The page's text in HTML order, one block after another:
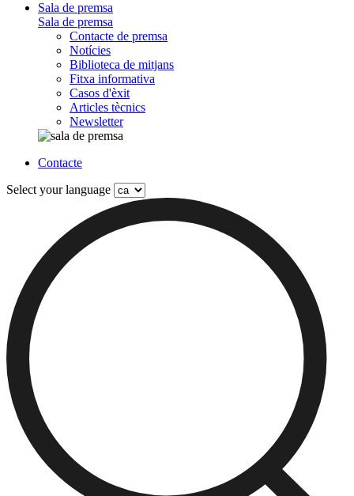
Sala de premsa
Sala de premsa
Contacte de premsa
Notícies
Biblioteca de mitjans
Fitxa informativa
Casos d'èxit
Articles tècnics
Newsletter
Contacte
Select your language